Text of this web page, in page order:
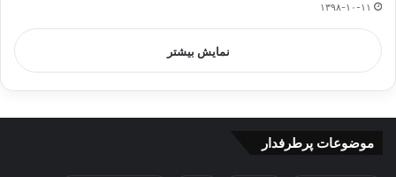
۱۳۹۸-۱۰-۱۱
نمایش بیشتر
موضوعات پرطرفدار